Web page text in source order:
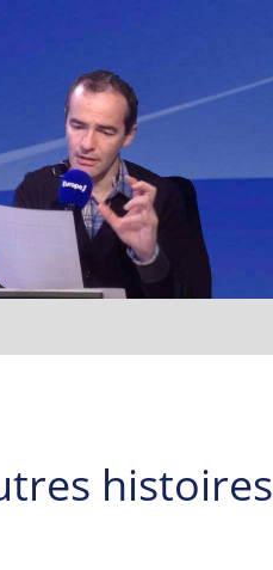
histoires